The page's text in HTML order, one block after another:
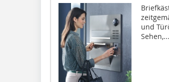
und
Sehen,...